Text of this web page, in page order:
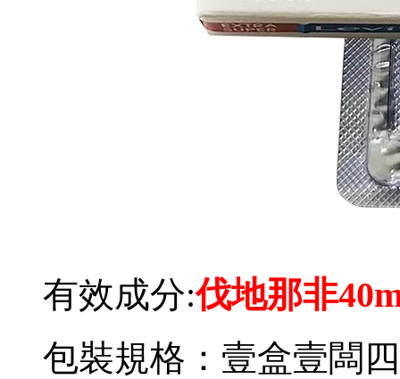
有效成分:伐地那非
包裝規格：壹盒壹闆